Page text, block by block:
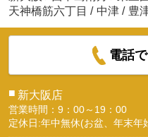
天神橋筋六丁目 / 中津 / 豊
電話
■ 新大阪店
営業時間：9：00～19：00
定休日:年中無休(お盆、年末年